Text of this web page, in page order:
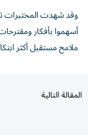
وقد شهدت المختبرات
أسهموا بأفكار
ملامح مستقبل أكثر
المقالة التالية